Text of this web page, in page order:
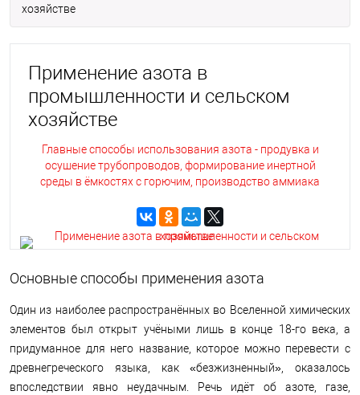
хозяйстве
Применение азота в
промышленности и сельском
хозяйстве
Главные способы использования азота - продувка и
осушение трубопроводов, формирование инертной
среды в ёмкостях с горючим, производство аммиака
Основные способы применения азота
Один из наиболее распространённых во Вселенной химических
элементов был открыт учёными лишь в конце 18-го века, а
придуманное для него название, которое можно перевести с
древнегреческого языка, как «безжизненный», оказалось
впоследствии явно неудачным. Речь идёт об азоте, газе,